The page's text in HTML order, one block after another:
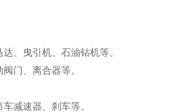
、曳引机、石油钻机等。
门、离合器等。
减速器、刹车等。